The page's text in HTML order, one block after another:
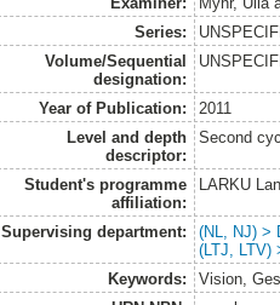
Series:
Volume/Sequential
designation:
Year of Publication:
2011
Level and depth
descriptor:
Second
Student's programme
affiliation:
LARKU
Supervising department:
(NL, NJ) >
(LTJ, LTV)
Keywords:
Vision,